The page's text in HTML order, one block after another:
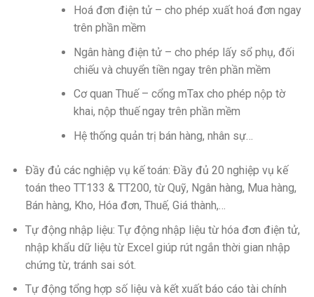
Hoá đơn điện tử – cho phép xuất hoá đơn ngay
trên phần mềm
Ngân hàng điện tử – cho phép lấy sổ phụ, đối
chiếu và chuyển tiền ngay trên phần mềm
Cơ quan Thuế – cổng mTax cho phép nộp tờ
khai, nộp thuế ngay trên phần mềm
Hệ thống quản trị bán hàng, nhân sự…
Đầy đủ các nghiệp vụ kế toán: Đầy đủ 20 nghiệp vụ kế
toán theo TT133 & TT200, từ Quỹ, Ngân hàng, Mua hàng,
Bán hàng, Kho, Hóa đơn, Thuế, Giá thành,…
Tự động nhập liệu: Tự động nhập liệu từ hóa đơn điện tử,
nhập khẩu dữ liệu từ Excel giúp rút ngắn thời gian nhập
chứng từ, tránh sai sót.
Tự động tổng hợp số liệu và kết xuất báo cáo tài chính